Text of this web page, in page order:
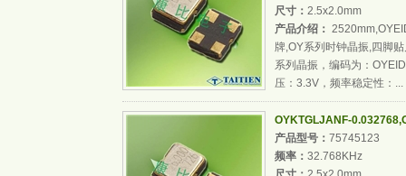
尺寸： 2.5x2.0mm
产品介绍：
牌,OY系列时钟晶振,四脚
系列晶振，编码为：
压：3.3V，频率稳定性：...
OYKTGLJANF-
产品型号： 75745123
频率： 32.768KHz